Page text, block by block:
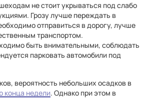
не стоит укрываться под слабо
Грозу лучше переждать в
отправиться в дорогу, лучше
транспортом.
быть внимательными, соблюдать
парковать автомобили под
вероятность небольших осадков в
конца недели. Однако при этом в